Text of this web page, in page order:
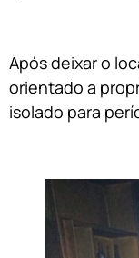
Após deixar o
orientado a
isolado para